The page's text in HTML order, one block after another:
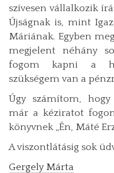
szívesen vállalkozik
Újságnak is, mint
Máriának. Egyben
megjelent néhány
fogom kapni a
szükségem van a
Úgy számítom,
már a kéziratot
könyvnek „Én, Máté
A viszontlátásig sok
Gergely Márta